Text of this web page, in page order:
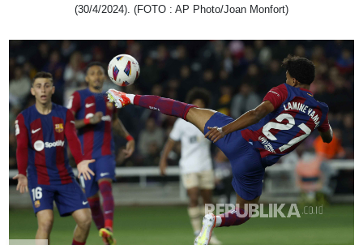
(30/4/2024). (FOTO : AP Photo/Joan Monfort)